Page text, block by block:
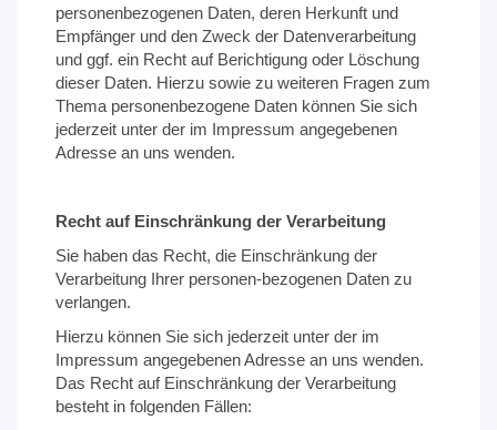
personenbezogenen Daten, deren Herkunft und
Empfänger und den Zweck der Datenverarbeitung
und ggf. ein Recht auf Berichtigung oder Löschung
dieser Daten. Hierzu sowie zu weiteren Fragen zum
Thema personenbezogene Daten können Sie sich
jederzeit unter der im Impressum angegebenen
Adresse an uns wenden.
Recht auf Einschränkung der Verarbeitung
Sie haben das Recht, die Einschränkung der
Verarbeitung Ihrer personen-bezogenen Daten zu
verlangen.
Hierzu können Sie sich jederzeit unter der im
Impressum angegebenen Adresse an uns wenden.
Das Recht auf Einschränkung der Verarbeitung
besteht in folgenden Fällen: